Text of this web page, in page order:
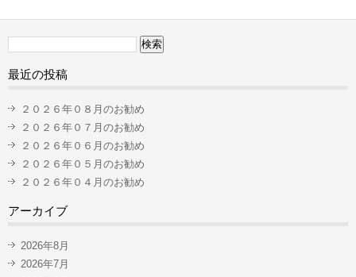
最近の投稿
２０２６年０８月のお勧め
２０２６年０７月のお勧め
２０２６年０６月のお勧め
２０２６年０５月のお勧め
２０２６年０４月のお勧め
アーカイブ
2026年8月
2026年7月